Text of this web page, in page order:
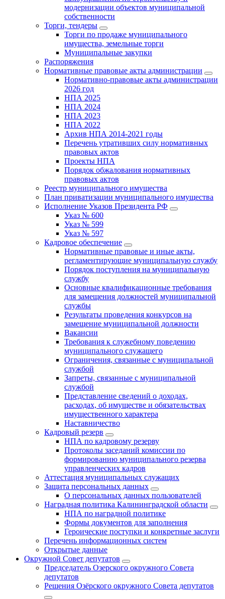
модернизации объектов муниципальной
собственности
Торги, тендеры
Торги по продаже муниципального
имущества, земельные торги
Муниципальные закупки
Распоряжения
Нормативные правовые акты администрации
Нормативно-правовые акты администрации
2026 год
НПА 2025
НПА 2024
НПА 2023
НПА 2022
Архив НПА 2014-2021 годы
Перечень утративших силу нормативных
правовых актов
Проекты НПА
Порядок обжалования нормативных
правовых актов
Реестр муниципального имущества
План приватизации муниципального имущества
Исполнение Указов Президента РФ
Указ № 600
Указ № 599
Указ № 597
Кадровое обеспечение
Нормативные правовые и иные акты,
регламентирующие муниципальную службу
Порядок поступления на муниципальную
службу
Основные квалификационные требования
для замещения должностей муниципальной
службы
Результаты проведения конкурсов на
замещение муниципальной должности
Вакансии
Требования к служебному поведению
муниципального служащего
Ограничения, связанные с муниципальной
службой
Запреты, связанные с муниципальной
службой
Представление сведений о доходах,
расходах, об имуществе и обязательствах
имущественного характера
Наставничество
Кадровый резерв
НПА по кадровому резерву
Протоколы заседаний комиссии по
формированию муниципального резерва
управленческих кадров
Аттестация муниципальных служащих
Защита персональных данных
О персональных данных пользователей
Наградная политика Калининградской области
НПА по наградной политике
Формы документов для заполнения
Героические поступки и конкретные заслуги
Перечень информационных систем
Открытые данные
Окружной Совет депутатов
Председатель Озерского окружного Совета
депутатов
Решения Озёрского окружного Совета депутатов